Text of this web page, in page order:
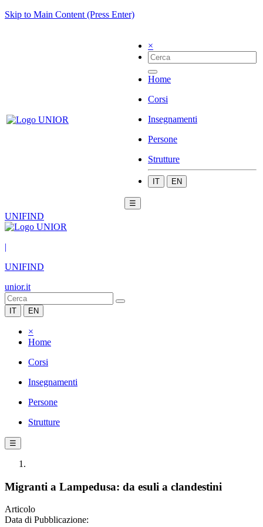
Skip to Main Content (Press Enter)
×
Home
Corsi
Insegnamenti
Persone
Strutture
IT EN
☰
UNIFIND
|
UNIFIND
unior.it
IT EN
×
Home
Corsi
Insegnamenti
Persone
Strutture
☰
Migranti a Lampedusa: da esuli a clandestini
Articolo
Data di Pubblicazione: